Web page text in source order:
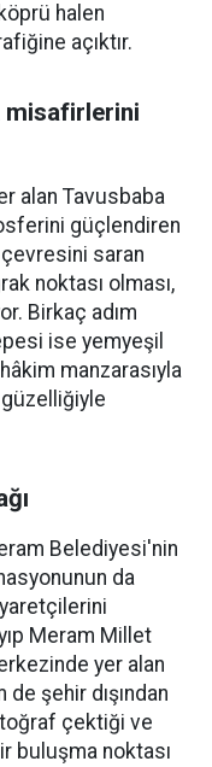
halen
açıktır.
misafirlerini
alan Tavusbaba
güçlendiren
saran
noktası olması,
Birkaç adım
ise yemyeşil
manzarasıyla
Belediyesi'nin
da
Meram Millet
yer alan
de şehir dışından
çektiği ve
buluşma noktası